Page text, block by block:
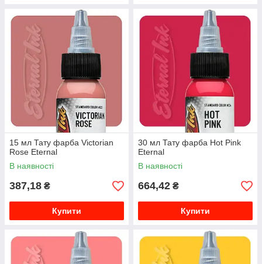
15 мл Тату фарба Victorian
Rose Eternal
В наявності
387,18 ₴
Купити
30 мл Тату фарба Hot Pink
Eternal
В наявності
664,42 ₴
Купити